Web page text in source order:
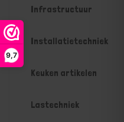
9,7
Infrastructuur
Installatietechniek
Keuken artikelen
Lastechniek